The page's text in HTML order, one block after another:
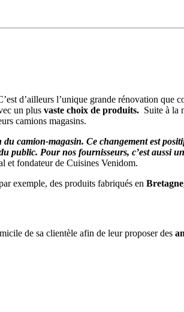
d’ailleurs l’unique grande rénovation que
un plus vaste choix de produits. Suite à la
camions magasins.
camion-magasin. Ce changement est
public. Pour nos fournisseurs, c’est aussi
et fondateur de Cuisines Venidom.
exemple, des produits fabriqués en
de sa clientèle afin de leur proposer des